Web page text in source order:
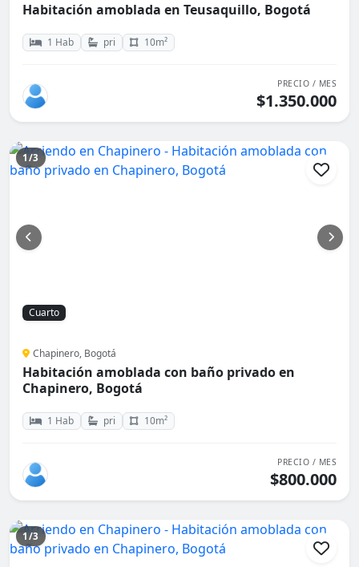
Habitación amoblada en Teusaquillo, Bogotá
1 Hab pri 10m²
PRECIO / MES
$1.350.000
1/3
Cuarto
Chapinero, Bogotá
Habitación amoblada con baño privado en
Chapinero, Bogotá
1 Hab pri 10m²
PRECIO / MES
$800.000
1/3